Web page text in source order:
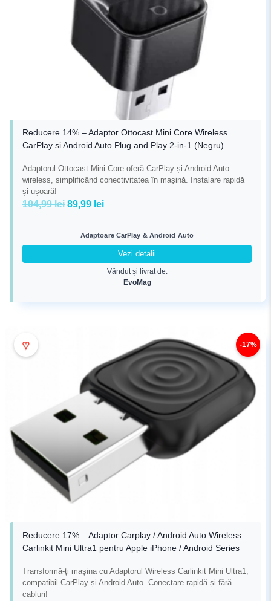
Reducere 14% – Adaptor Ottocast Mini Core Wireless
CarPlay si Android Auto Plug and Play 2-in-1 (Negru)
Adaptorul Ottocast Mini Core oferă CarPlay și Android Auto
wireless, simplificând conectivitatea în mașină. Instalare rapidă
și ușoară!
104,99lei Prețul
fost:
104,99 lei.
89,99 leiPrețul
este:
89,99 lei.
Adaptoare CarPlay & Android Auto
Vezi detalii
Vândut și livrat de:
EvoMag
♥ -17%
Reducere 17% – Adaptor Carplay / Android Auto Wireless
Carlinkit Mini Ultra1 pentru Apple iPhone / Android Series
Transformă-ți mașina cu Adaptorul Wireless Carlinkit Mini Ultra1,
compatibil CarPlay și Android Auto. Conectare rapidă și fără
cabluri!